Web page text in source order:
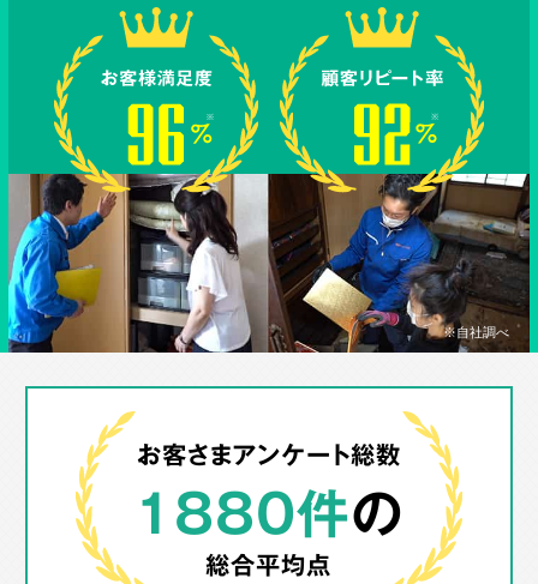
※自社調べ
お客さまアンケート総数
1880件の
総合平均点